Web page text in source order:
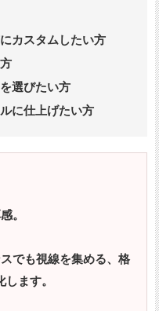
カスタムしたい方
選びたい方
に仕上げたい方
。
でも視線を集める、格
ます。